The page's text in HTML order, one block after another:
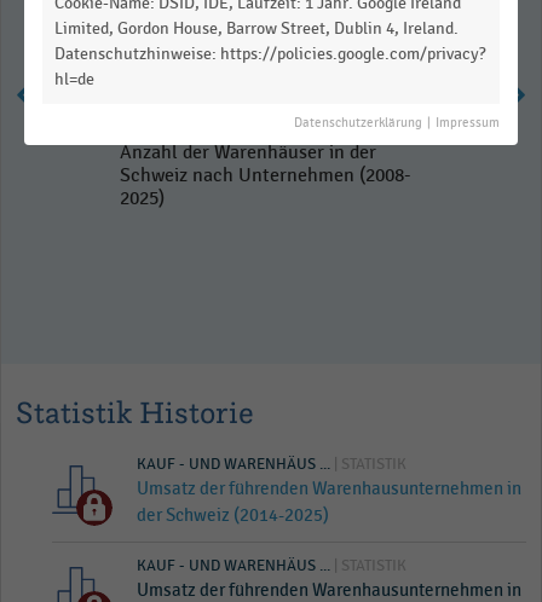
Anzahl der Warenhäuser in der
Schweiz nach Unternehmen (2008-
2025)
Statistik Historie
KAUF - UND WARENHÄUS ... | STATISTIK
Umsatz der führenden Warenhausunternehmen in
der Schweiz (2014-2025)
KAUF - UND WARENHÄUS ... | STATISTIK
Umsatz der führenden Warenhausunternehmen in
Limited, Gordon House, Barrow Street, Dublin 4, Ireland.
Datenschutzhinweise: https://policies.google.com/privacy?
hl=de
Datenschutzerklärung Impressum